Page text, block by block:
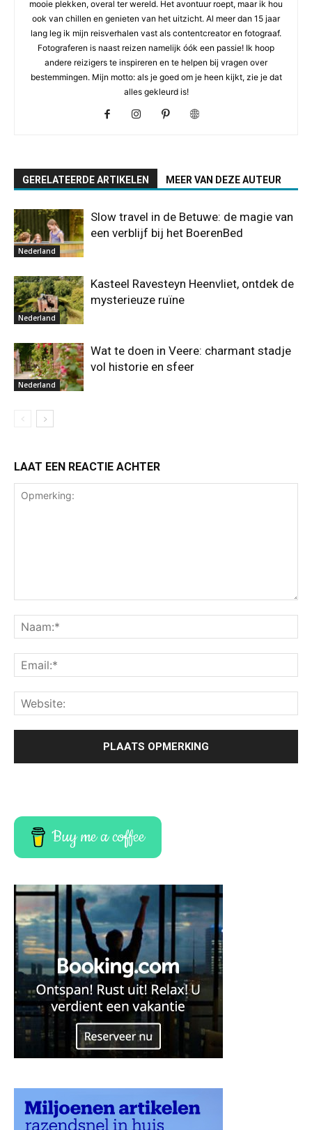
mooie plekken, overal ter wereld. Het avontuur roept, maar ik hou
ook van chillen en genieten van het uitzicht. Al meer dan 15 jaar
lang leg ik mijn reisverhalen vast als contentcreator en fotograaf.
Fotograferen is naast reizen namelijk óók een passie! Ik hoop
andere reizigers te inspireren en te helpen bij vragen over
bestemmingen. Mijn motto: als je goed om je heen kijkt, zie je dat
alles gekleurd is!
GERELATEERDE ARTIKELEN MEER VAN DEZE AUTEUR
Nederland
Slow travel in de Betuwe: de magie van
een verblijf bij het BoerenBed
Nederland
Kasteel Ravesteyn Heenvliet, ontdek de
mysterieuze ruïne
Nederland
Wat te doen in Veere: charmant stadje
vol historie en sfeer
LAAT EEN REACTIE ACHTER
Buy me a coffee